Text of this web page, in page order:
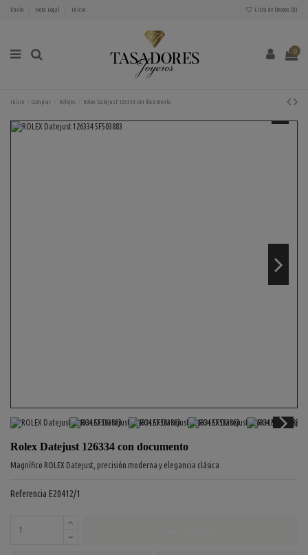
Envío Nota Legal Inicio Lista de Deseos (0)
0
Inicio Comprar Relojes Rolex Datejust 126334 con documento
Rolex Datejust 126334 con documento
Magnífico ROLEX Datejust, precisión moderna y elegancia clásica
Referencia E20412/1